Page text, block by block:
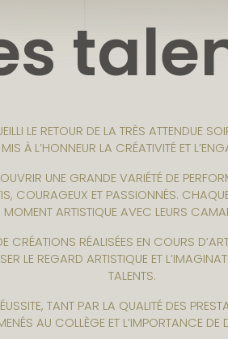
LE RETOUR DE LA TRÈS ATTENDUE
À L’HONNEUR LA CRÉATIVITÉ ET
UNE GRANDE VARIÉTÉ DE
COURAGEUX ET PASSIONNÉS.
ARTISTIQUE AVEC LEURS
CRÉATIONS RÉALISÉES EN COURS
LE REGARD ARTISTIQUE ET
TALENTS.
TANT PAR LA QUALITÉ DES
AU COLLÈGE ET L’IMPORTANCE